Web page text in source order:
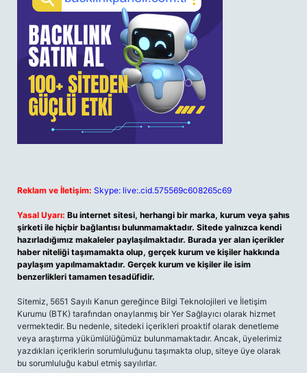
Reklam ve İletişim: Skype: live:.cid.575569c608265c69
Yasal Uyarı: Bu internet sitesi, herhangi bir marka, kurum veya şahıs
şirketi ile hiçbir bağlantısı bulunmamaktadır. Sitede yalnızca kendi
hazırladığımız makaleler paylaşılmaktadır. Burada yer alan içerikler
haber niteliği taşımamakta olup, gerçek kurum ve kişiler hakkında
paylaşım yapılmamaktadır. Gerçek kurum ve kişiler ile isim
benzerlikleri tamamen tesadüfidir.
Sitemiz, 5651 Sayılı Kanun gereğince Bilgi Teknolojileri ve İletişim
Kurumu (BTK) tarafından onaylanmış bir Yer Sağlayıcı olarak hizmet
vermektedir. Bu nedenle, sitedeki içerikleri proaktif olarak denetleme
veya araştırma yükümlülüğümüz bulunmamaktadır. Ancak, üyelerimiz
yazdıkları içeriklerin sorumluluğunu taşımakta olup, siteye üye olarak
bu sorumluluğu kabul etmiş sayılırlar.